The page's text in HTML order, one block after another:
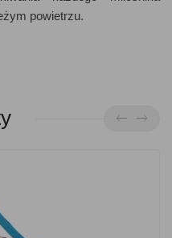
powietrzu.